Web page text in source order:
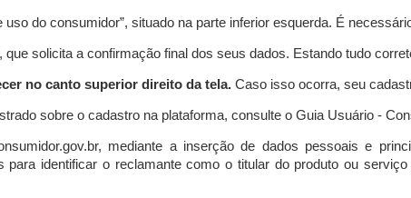
uso do consumidor”, situado na parte inferior esquerda. É
que solicita a confirmação final dos seus dados. Estando tudo
no canto superior direito da tela. Caso isso ocorra, seu
sobre o cadastro na plataforma, consulte o Guia Usuário -
mediante a inserção de dados pessoais e
para identificar o reclamante como o titular do produto ou